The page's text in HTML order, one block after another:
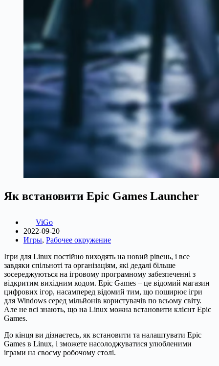
Як встановити Epic Games Launcher
ViGo
2022-09-20
Игры, Рабочее окружение
Ігри для Linux постійно виходять на новий рівень, і все
завдяки спільноті та організаціям, які дедалі більше
зосереджуються на ігровому програмному забезпеченні з
відкритим вихідним кодом. Epic Games – це відомий магазин
цифрових ігор, насамперед відомий тим, що поширює ігри
для Windows серед мільйонів користувачів по всьому світу.
Але не всі знають, що на Linux можна встановити клієнт Epic
Games.
До кінця ви дізнаєтесь, як встановити та налаштувати Epic
Games в Linux, і зможете насолоджуватися улюбленими
іграми на своєму робочому столі.